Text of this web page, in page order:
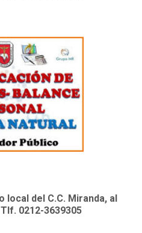
del C.C. Miranda, al
0212-3639305